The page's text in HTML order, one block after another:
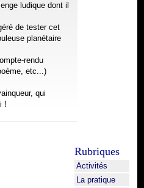
ludique dont il
de tester cet
planétaire
rendu
etc...)
qui
!
Rubriques
Activités
La pratique